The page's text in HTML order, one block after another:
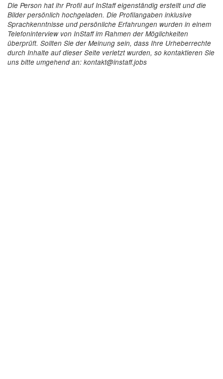
Die Person hat ihr Profil auf InStaff eigenständig erstellt und die
Bilder persönlich hochgeladen. Die Profilangaben inklusive
Sprachkenntnisse und persönliche Erfahrungen wurden in einem
Telefoninterview von InStaff im Rahmen der Möglichkeiten
überprüft. Sollten Sie der Meinung sein, dass Ihre Urheberrechte
durch Inhalte auf dieser Seite verletzt wurden, so kontaktieren Sie
uns bitte umgehend an: kontakt@instaff.jobs